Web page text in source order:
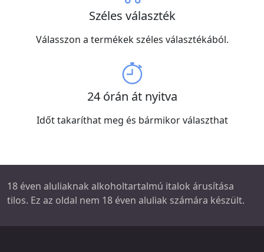
Széles választék
Válasszon a termékek széles választékából.
24 órán át nyitva
Időt takaríthat meg és bármikor választhat
18 éven aluliaknak alkoholtartalmú italok árusítása
tilos. Ez az oldal nem 18 éven aluliak számára készült.